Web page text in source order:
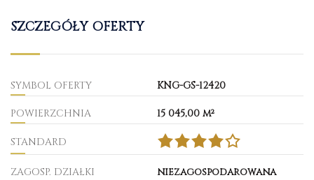
SZCZEGÓŁY OFERTY
SYMBOL OFERTY KNG-GS-12420
POWIERZCHNIA 15 045,00 m²
STANDARD
ZAGOSP. DZIAŁKI niezagospodarowana